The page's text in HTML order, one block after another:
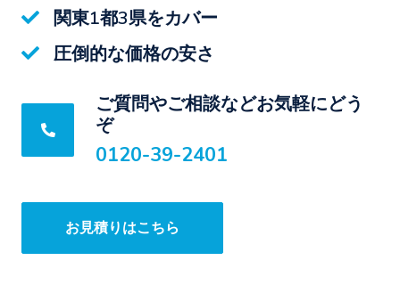
関東1都3県をカバー
圧倒的な価格の安さ
ご質問やご相談などお気軽にどう
ぞ
0120-39-2401
お見積りはこちら